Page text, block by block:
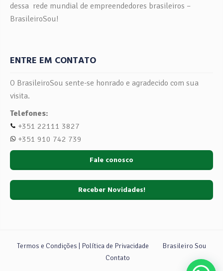
dessa rede mundial de empreendedores brasileiros –
BrasileiroSou!
ENTRE EM CONTATO
O BrasileiroSou sente-se honrado e agradecido com sua
visita.
Telefones:
+351 22111 3827
+351 910 742 739
Fale conosco
Receber Novidades!
Termos e Condições | Política de Privacidade
Brasileiro Sou
Contato